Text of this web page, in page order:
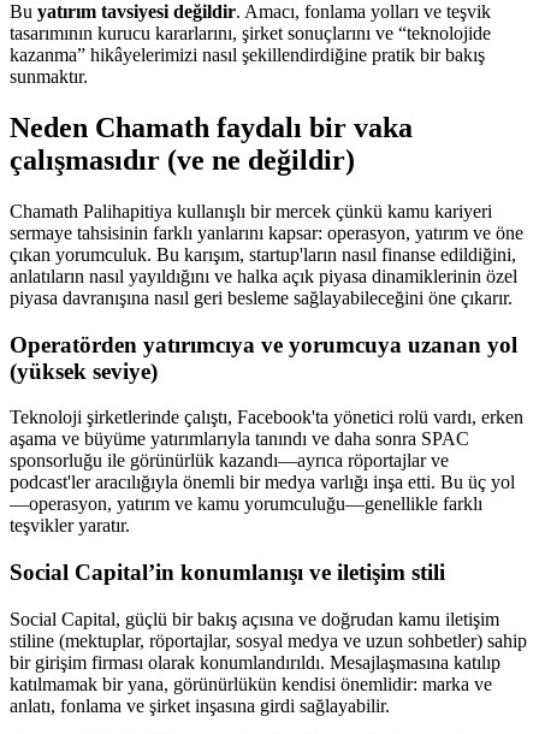
Bu yatırım tavsiyesi değildir. Amacı, fonlama yolları ve teşvik
tasarımının kurucu kararlarını, şirket sonuçlarını ve “teknolojide
kazanma” hikâyelerimizi nasıl şekillendirdiğine pratik bir bakış
sunmaktır.
Neden Chamath faydalı bir vaka
çalışmasıdır (ve ne değildir)
Chamath Palihapitiya kullanışlı bir mercek çünkü kamu kariyeri
sermaye tahsisinin farklı yanlarını kapsar: operasyon, yatırım ve öne
çıkan yorumculuk. Bu karışım, startup'ların nasıl finanse edildiğini,
anlatıların nasıl yayıldığını ve halka açık piyasa dinamiklerinin özel
piyasa davranışına nasıl geri besleme sağlayabileceğini öne çıkarır.
Operatörden yatırımcıya ve yorumcuya uzanan yol
(yüksek seviye)
Teknoloji şirketlerinde çalıştı, Facebook'ta yönetici rolü vardı, erken
aşama ve büyüme yatırımlarıyla tanındı ve daha sonra SPAC
sponsorluğu ile görünürlük kazandı—ayrıca röportajlar ve
podcast'ler aracılığıyla önemli bir medya varlığı inşa etti. Bu üç yol
—operasyon, yatırım ve kamu yorumculuğu—genellikle farklı
teşvikler yaratır.
Social Capital’in konumlanışı ve iletişim stili
Social Capital, güçlü bir bakış açısına ve doğrudan kamu iletişim
stiline (mektuplar, röportajlar, sosyal medya ve uzun sohbetler) sahip
bir girişim firması olarak konumlandırıldı. Mesajlaşmasına katılıp
katılmamak bir yana, görünürlükün kendisi önemlidir: marka ve
anlatı, fonlama ve şirket inşasına girdi sağlayabilir.